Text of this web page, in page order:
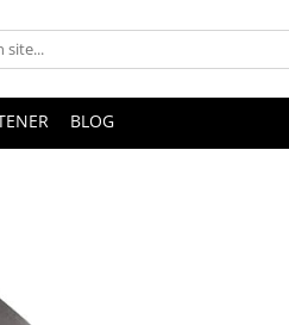
BLOG